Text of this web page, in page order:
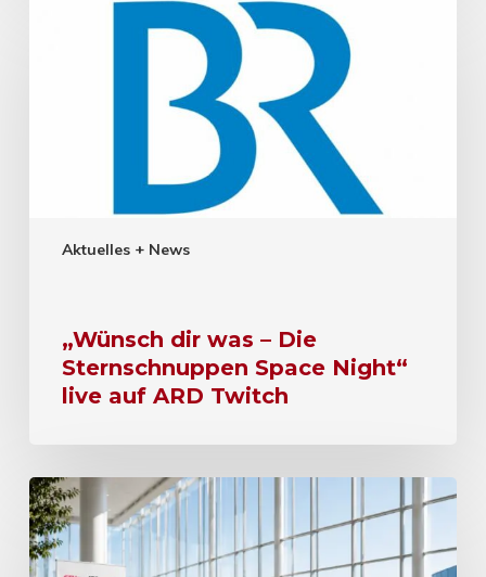
Aktuelles + News
„Wünsch dir was – Die
Sternschnuppen Space Night“
live auf ARD Twitch